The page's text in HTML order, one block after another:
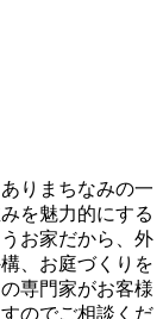
りまちなみの一
を魅力的にする
お家だから、外
、お庭づくりを
専門家がお客様
のでご相談くだ